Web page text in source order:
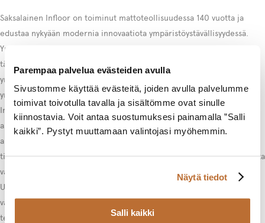
Parempaa palvelua evästeiden avulla
Sivustomme käyttää evästeitä, joiden avulla palvelumme
toimivat toivotulla tavalla ja sisältömme ovat sinulle
kiinnostavia. Voit antaa suostumuksesi painamalla ”Salli
kaikki”. Pystyt muuttamaan valintojasi myöhemmin.
Näytä tiedot
Salli kaikki
Saksalainen Infloor on toiminut mattoteollisuudessa 140 vuotta ja
edustaa nykyään modernia innovaatiota ympäristöystävällisyydessä.
Yritys valmistaa 100-prosenttisesti kierrätettävää tekstiililaattaa, joka
täyttää tiukimmatkin ympäristövaatimukset. Saksan
ympäristöministeriö on tunnustanut tehtaan merkittävät
ympäristöteot, mikä kertoo sitoutumisesta kestävään kehitykseen.
Infloorin ainutlaatuinen LiftBAC™-kiinnityspinta mullistaa
asennusprosessin. Itsekiinnittyvät tekstiililaatat ovat hajuttomia ja
allergisoimattomia, mikä tekee niistä turvallisia kaikenlaisiin julkisiin
tiloihin. Ne voidaan asentaa monenlaisille lattiapinnoille aiheuttamatta
vaurioita, mikä säästää remonttikustannuksia ja aikaa.
Uusi printtitekniikka hotellimoduulimallistossa säästää vettä 85 %
vanhaan tekniikkaan verrattuna. Tämä innovaatio osoittaa, miten
teknologinen kehitys voi yhdistää ympäristövastuun ja laadukkaan